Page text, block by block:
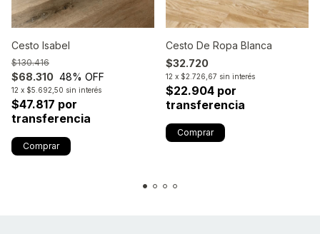
Cesto Isabel
$68.310
$130.416
48% OFF
12 x $5.692,50 sin interés
$47.817 por
transferencia
Cesto De Ropa Blanca
$32.720
12 x $2.726,67 sin interés
$22.904 por
transferencia